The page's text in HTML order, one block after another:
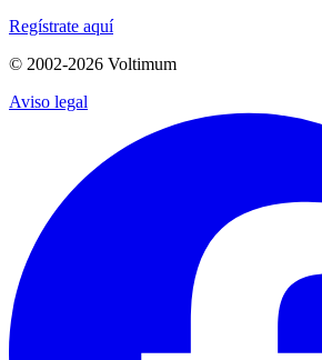
Regístrate aquí
© 2002-2026 Voltimum
Aviso legal